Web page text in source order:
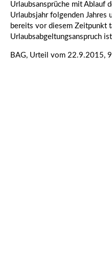
Urlaubsansprüche mit Ablauf
Urlaubsjahr folgenden Jahres
bereits vor diesem Zeitpunkt
Urlaubsabgeltungsanspruch
BAG, Urteil vom 22.9.2015,